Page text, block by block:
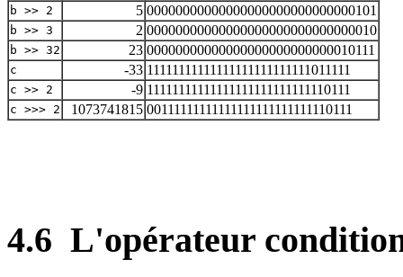
b >> 2 5 00000000000000000000000000000101
b >> 3 2 00000000000000000000000000000010
b >> 32 23 00000000000000000000000000010111
c -33 11111111111111111111111111011111
c >> 2 -9 11111111111111111111111111110111
c >>> 2 1073741815 00111111111111111111111111110111
4.6 L'opérateur